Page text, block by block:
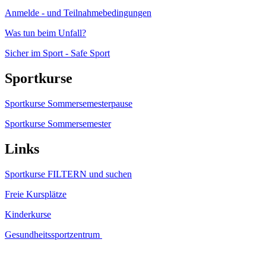
Anmelde - und Teilnahmebedingungen
Was tun beim Unfall?
Sicher im Sport - Safe Sport
Sportkurse
Sportkurse Sommersemesterpause
Sportkurse Sommersemester
Links
Sportkurse FILTERN und suchen
Freie Kursplätze
Kinderkurse
Gesundheitssportzentrum